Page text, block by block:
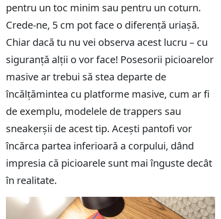
pentru un toc minim sau pentru un coturn.
Crede-ne, 5 cm pot face o diferență uriașă.
Chiar dacă tu nu vei observa acest lucru – cu
siguranță alții o vor face! Posesorii picioarelor
masive ar trebui să stea departe de
încălțămintea cu platforme masive, cum ar fi
de exemplu, modelele de trappers sau
sneakerșii de acest tip. Acești pantofi vor
încărca partea inferioară a corpului, dând
impresia că picioarele sunt mai înguste decât
în ​​realitate.